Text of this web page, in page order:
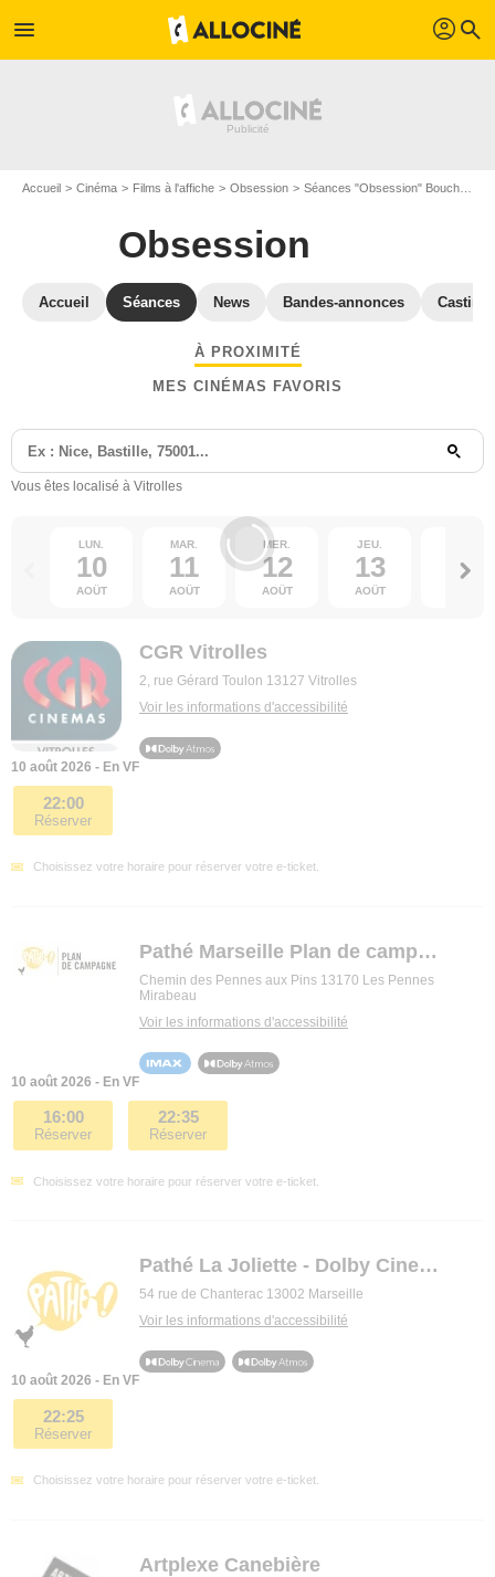
menu profil search
Accueil Cinéma Films à l'affiche Obsession Séances "Obsession" Bouches-du-Rhône
Obsession
Accueil Séances News Bandes-annonces Casting
À PROXIMITÉ
MES CINÉMAS FAVORIS
Vous êtes localisé à Vitrolles
LUN.
10
AOÛT
MAR.
11
AOÛT
MER.
12
AOÛT
JEU.
13
AOÛT
14
CGR Vitrolles
2, rue Gérard Toulon 13127 Vitrolles
Voir les informations d'accessibilité
10 août 2026 - En VF
22:00
Réserver
Choisissez votre horaire pour réserver votre e-ticket.
Pathé Marseille Plan de campagne - IMAX
Chemin des Pennes aux Pins 13170 Les Pennes
Mirabeau
Voir les informations d'accessibilité
10 août 2026 - En VF
16:00
Réserver
22:35
Réserver
Choisissez votre horaire pour réserver votre e-ticket.
Pathé La Joliette - Dolby Cinema
54 rue de Chanterac 13002 Marseille
Voir les informations d'accessibilité
10 août 2026 - En VF
22:25
Réserver
Choisissez votre horaire pour réserver votre e-ticket.
Artplexe Canebière